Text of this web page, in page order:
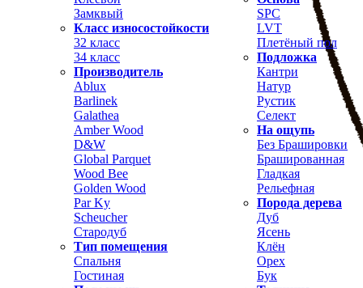
Замквый
Класс износостойкости
32 класс
34 класс
SPC
LVT
Плетёный пол
Подложка
Производитель
Ablux
Barlinek
Galathea
Amber Wood
D&W
Global Parquet
Wood Bee
Golden Wood
Par Ky
Scheucher
Стародуб
Тип помещения
Спальня
Гостиная
Кантри
Натур
Рустик
Селект
На ощупь
Без Брашировки
Брашированная
Гладкая
Рельефная
Порода дерева
Дуб
Ясень
Клён
Орех
Бук